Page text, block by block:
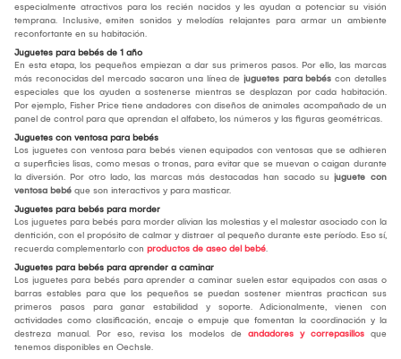
especialmente atractivos para los recién nacidos y les ayudan a potenciar su visión
temprana. Inclusive, emiten sonidos y melodías relajantes para armar un ambiente
reconfortante en su habitación.
Juguetes para bebés de 1 año
En esta etapa, los pequeños empiezan a dar sus primeros pasos. Por ello, las marcas
más reconocidas del mercado sacaron una línea de juguetes para bebés con detalles
especiales que los ayuden a sostenerse mientras se desplazan por cada habitación.
Por ejemplo, Fisher Price tiene andadores con diseños de animales acompañado de un
panel de control para que aprendan el alfabeto, los números y las figuras geométricas.
Juguetes con ventosa para bebés
Los juguetes con ventosa para bebés vienen equipados con ventosas que se adhieren
a superficies lisas, como mesas o tronas, para evitar que se muevan o caigan durante
la diversión. Por otro lado, las marcas más destacadas han sacado su juguete con
ventosa bebé que son interactivos y para masticar.
Juguetes para bebés para morder
Los juguetes para bebés para morder alivian las molestias y el malestar asociado con la
dentición, con el propósito de calmar y distraer al pequeño durante este período. Eso sí,
recuerda complementarlo con productos de aseo del bebé.
Juguetes para bebés para aprender a caminar
Los juguetes para bebés para aprender a caminar suelen estar equipados con asas o
barras estables para que los pequeños se puedan sostener mientras practican sus
primeros pasos para ganar estabilidad y soporte. Adicionalmente, vienen con
actividades como clasificación, encaje o empuje que fomentan la coordinación y la
destreza manual. Por eso, revisa los modelos de andadores y correpasillos que
tenemos disponibles en Oechsle.